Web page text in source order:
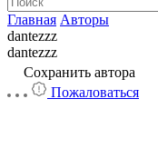
Главная Авторы
dantezzz
dantezzz
Сохранить автора
Пожаловаться